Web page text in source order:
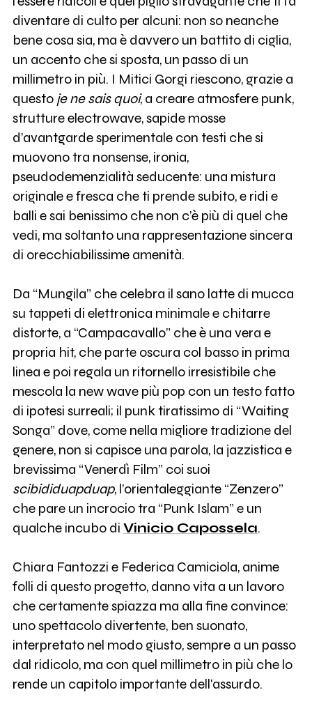
diventare di culto per alcuni: non so neanche
bene cosa sia, ma è davvero un battito di ciglia,
un accento che si sposta, un passo di un
millimetro in più. I Mitici Gorgi riescono, grazie a
questo je ne sais quoi, a creare atmosfere punk,
strutture electrowave, sapide mosse
d’avantgarde sperimentale con testi che si
muovono tra nonsense, ironia,
pseudodemenzialità seducente: una mistura
originale e fresca che ti prende subito, e ridi e
balli e sai benissimo che non c’è più di quel che
vedi, ma soltanto una rappresentazione sincera
di orecchiabilissime amenità.
Da “Mungila” che celebra il sano latte di mucca
su tappeti di elettronica minimale e chitarre
distorte, a “Campacavallo” che è una vera e
propria hit, che parte oscura col basso in prima
linea e poi regala un ritornello irresistibile che
mescola la new wave più pop con un testo fatto
di ipotesi surreali; il punk tiratissimo di “Waiting
Songa” dove, come nella migliore tradizione del
genere, non si capisce una parola, la jazzistica e
brevissima “Venerdì Film” coi suoi
scibididuapduap, l’orientaleggiante “Zenzero”
che pare un incrocio tra “Punk Islam” e un
qualche incubo di Vinicio Capossela.
Chiara Fantozzi e Federica Camiciola, anime
folli di questo progetto, danno vita a un lavoro
che certamente spiazza ma alla fine convince:
uno spettacolo divertente, ben suonato,
interpretato nel modo giusto, sempre a un passo
dal ridicolo, ma con quel millimetro in più che lo
rende un capitolo importante dell'assurdo.